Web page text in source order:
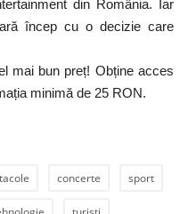
din România. Iar
încep cu o decizie care
mai bun preț! Obține acces
minimă de 25 RON.
concerte sport